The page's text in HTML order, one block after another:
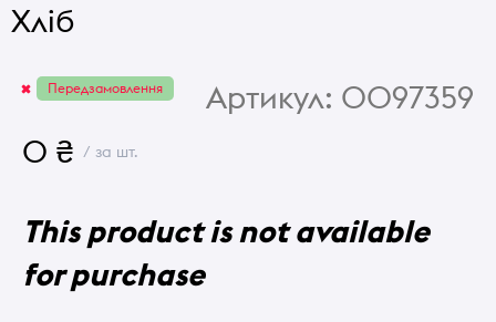
Хліб
Передзамовлення Артикул: 0097359
0 ₴ / за шт.
This product is not available
for purchase